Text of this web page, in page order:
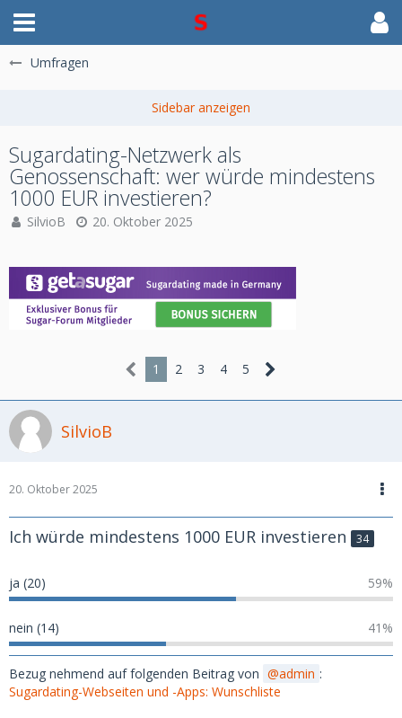
Umfragen
Sugardating-Netzwerk als
Genossenschaft: wer würde mindestens
1000 EUR investieren?
SilvioB 20. Oktober 2025
1 2 3 4 5
SilvioB
20. Oktober 2025
Ich würde mindestens 1000 EUR investieren 34
ja (20) 59%
nein (14) 41%
Bezug nehmend auf folgenden Beitrag von admin :
Sugardating-Webseiten und -Apps: Wunschliste